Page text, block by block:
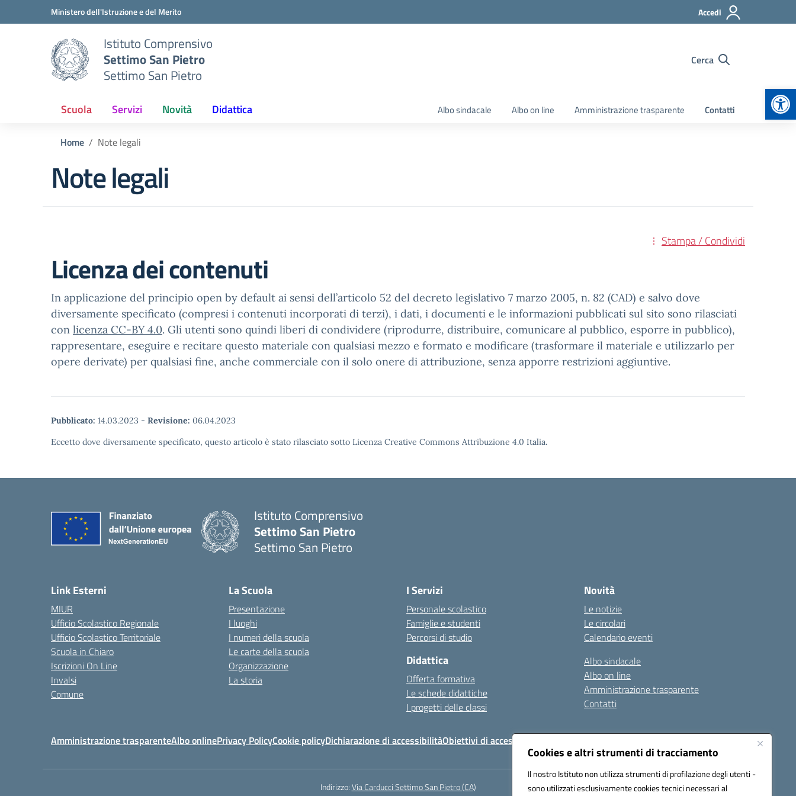
Cookies e altri strumenti di tracciamento
Il nostro Istituto non utilizza strumenti di profilazione degli utenti -
sono utilizzati esclusivamente cookies tecnici necessari al
Vai ai contenuti
Vai al menu di navigazioneMinistero dell'Istruzione e del Merito Accedi
Istituto Comprensivo
Settimo San Pietro
Settimo San Pietro
Cerca
Scuola Servizi Novità Didattica Albo sindacale Albo on line Amministrazione trasparente Contatti
Home Note legali
Note legali
Stampa / Condividi
Licenza dei contenuti
In applicazione del principio open by default ai sensi dell’articolo 52 del decreto legislativo 7 marzo 2005, n. 82 (CAD) e salvo dove
diversamente specificato (compresi i contenuti incorporati di terzi), i dati, i documenti e le informazioni pubblicati sul sito sono rilasciati
con licenza CC-BY 4.0. Gli utenti sono quindi liberi di condividere (riprodurre, distribuire, comunicare al pubblico, esporre in pubblico),
rappresentare, eseguire e recitare questo materiale con qualsiasi mezzo e formato e modificare (trasformare il materiale e utilizzarlo per
opere derivate) per qualsiasi fine, anche commerciale con il solo onere di attribuzione, senza apporre restrizioni aggiuntive.
Pubblicato: 14.03.2023 - Revisione: 06.04.2023
Eccetto dove diversamente specificato, questo articolo è stato rilasciato sotto Licenza Creative Commons Attribuzione 4.0 Italia.
Istituto Comprensivo
Settimo San Pietro
Settimo San Pietro
Link Esterni
MIUR
Ufficio Scolastico Regionale
Ufficio Scolastico Territoriale
Scuola in Chiaro
Iscrizioni On Line
Invalsi
Comune
La Scuola
Presentazione
I luoghi
I numeri della scuola
Le carte della scuola
Organizzazione
La storia
I Servizi
Personale scolastico
Famiglie e studenti
Percorsi di studio
Didattica
Offerta formativa
Le schede didattiche
I progetti delle classi
Novità
Le notizie
Le circolari
Calendario eventi
Albo sindacale
Albo on line
Amministrazione trasparente
Contatti
Amministrazione trasparenteAlbo onlinePrivacy PolicyCookie policyDichiarazione di accessibilitàObiettivi di accessibilità
Indirizzo:Via Carducci Settimo San Pietro (CA)